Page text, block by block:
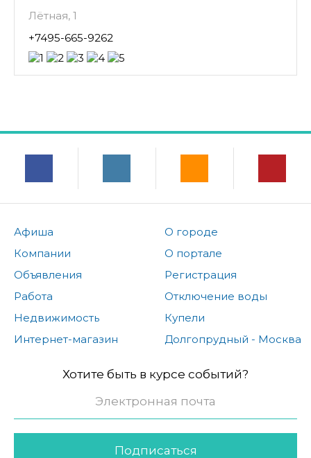
Лётная, 1
+7495-665-9262
Афиша
Компании
Объявления
Работа
Недвижимость
Интернет-магазин
О городе
О портале
Регистрация
Отключение воды
Купели
Долгопрудный - Москва
Хотите быть в курсе событий?
Подписаться